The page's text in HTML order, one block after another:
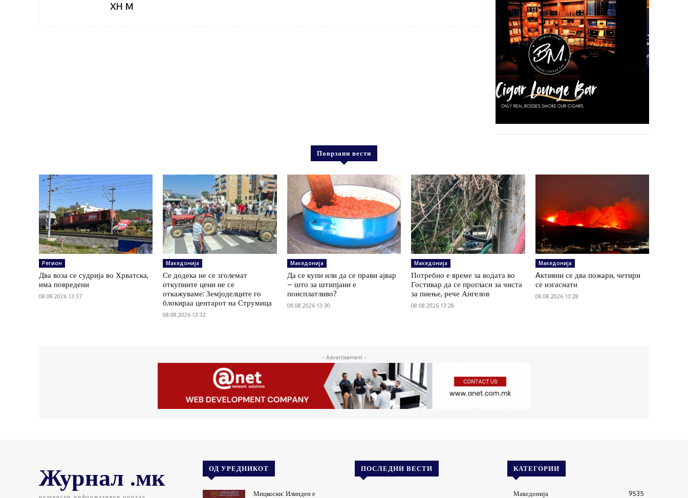
XH M
Поврзани вести
Регион
Два воза се судрија во Хрватска,
има повредени
08.08.2026 13:37
Македонија
Се додека не се зголемат
откупните цени не се
откажуваме: Земјоделците го
блокираа центарот на Струмица
08.08.2026 13:32
Македонија
Да се купи или да се прави ајвар
– што за штипјани е
поисплатливо?
08.08.2026 13:30
Македонија
Потребно е време за водата во
Гостивар да се прогласи за чиста
за пиење, рече Ангелов
08.08.2026 13:28
Македонија
Aктивни се два пожари, четири
се изгаснати
08.08.2026 13:28
- Advertisement -
Журнал .мк ОД УРЕДНИКОТ
Мицкоски: Илинден е
ПОСЛЕДНИ ВЕСТИ КАТЕГОРИИ
Македонија 9535